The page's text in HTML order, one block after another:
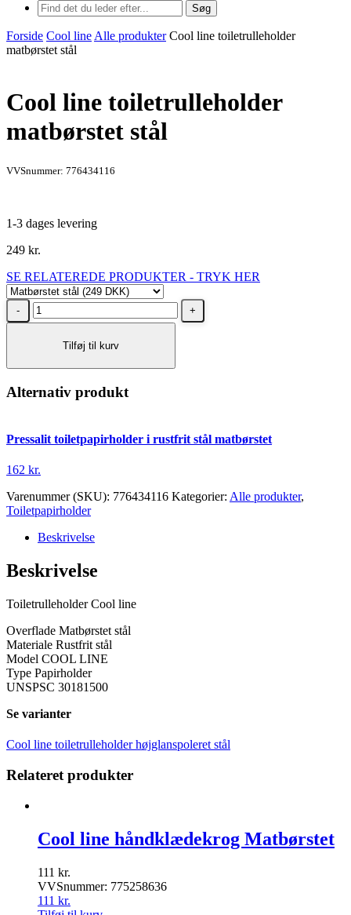
Søg
Forside Cool line Alle produkter Cool line toiletrulleholder
matbørstet stål
Cool line toiletrulleholder
matbørstet stål
VVSnummer: 776434116
1-3 dages levering
249 kr.
SE RELATEREDE PRODUKTER - TRYK HER
Cool
line
matbørstetTilføj til kurv
Alternativ produkt
Pressalit toiletpapirholder i rustfrit stål matbørstet
162 kr.
Varenummer (SKU): 776434116 Kategorier: Alle produkter,
Toiletpapirholder
Beskrivelse
Beskrivelse
Toiletrulleholder Cool line
Overflade Matbørstet stål
Materiale Rustfrit stål
Model COOL LINE
Type Papirholder
UNSPSC 30181500
Se varianter
Cool line toiletrulleholder højglanspoleret stål
Relateret produkter
Cool line håndklædekrog Matbørstet
111 kr.
VVSnummer: 775258636
111 kr.